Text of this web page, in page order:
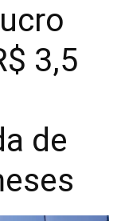
3,5
de